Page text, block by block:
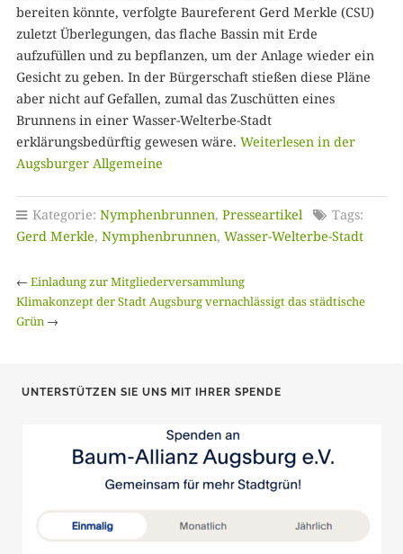
bereiten könnte, verfolgte Baureferent Gerd Merkle (CSU)
zuletzt Überlegungen, das flache Bassin mit Erde
aufzufüllen und zu bepflanzen, um der Anlage wieder ein
Gesicht zu geben. In der Bürgerschaft stießen diese Pläne
aber nicht auf Gefallen, zumal das Zuschütten eines
Brunnens in einer Wasser-Welterbe-Stadt
erklärungsbedürftig gewesen wäre. Weiterlesen in der
Augsburger Allgemeine
Kategorie: Nymphenbrunnen, Presseartikel
Tags:
Gerd Merkle, Nymphenbrunnen, Wasser-Welterbe-Stadt
← Einladung zur Mitgliederversammlung
Klimakonzept der Stadt Augsburg vernachlässigt das städtische
Grün →
UNTERSTÜTZEN SIE UNS MIT IHRER SPENDE